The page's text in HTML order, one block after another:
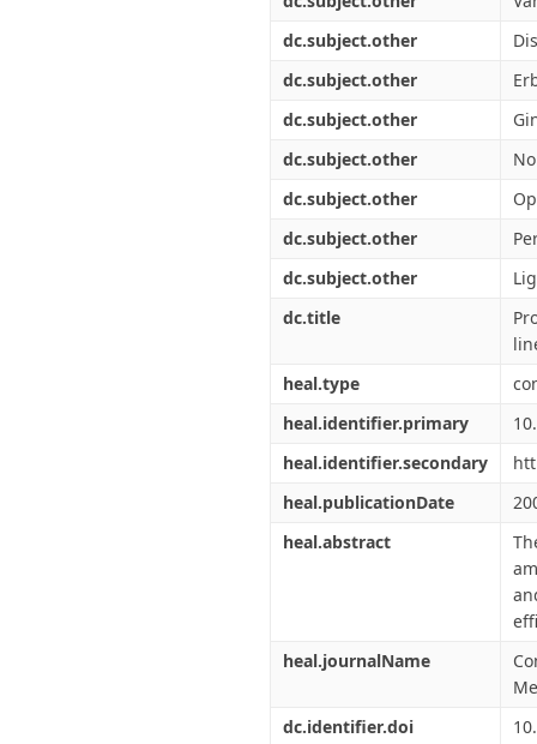
dc.subject.other
dc.subject.other
dc.subject.other
dc.subject.other
dc.subject.other
dc.subject.other
dc.subject.other
dc.title
heal.type
heal.identifier.primary
heal.identifier.secondary
heal.publicationDate
heal.abstract
heal.journalName
dc.identifier.doi